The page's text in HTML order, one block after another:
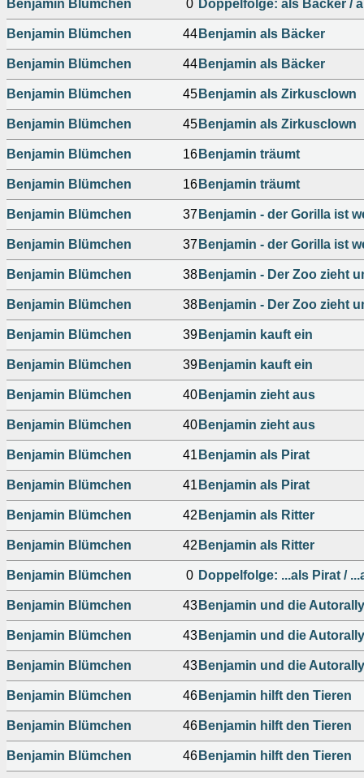
Benjamin Blümchen 0 Doppelfolge: als Bäcker /
Benjamin Blümchen 44 Benjamin als Bäcker
Benjamin Blümchen 44 Benjamin als Bäcker
Benjamin Blümchen 45 Benjamin als Zirkusclown
Benjamin Blümchen 45 Benjamin als Zirkusclown
Benjamin Blümchen 16 Benjamin träumt
Benjamin Blümchen 16 Benjamin träumt
Benjamin Blümchen 37 Benjamin - der Gorilla ist
Benjamin Blümchen 37 Benjamin - der Gorilla ist
Benjamin Blümchen 38 Benjamin - Der Zoo zieht
Benjamin Blümchen 38 Benjamin - Der Zoo zieht
Benjamin Blümchen 39 Benjamin kauft ein
Benjamin Blümchen 39 Benjamin kauft ein
Benjamin Blümchen 40 Benjamin zieht aus
Benjamin Blümchen 40 Benjamin zieht aus
Benjamin Blümchen 41 Benjamin als Pirat
Benjamin Blümchen 41 Benjamin als Pirat
Benjamin Blümchen 42 Benjamin als Ritter
Benjamin Blümchen 42 Benjamin als Ritter
Benjamin Blümchen 0 Doppelfolge: ...als Pirat /
Benjamin Blümchen 43 Benjamin und die
Benjamin Blümchen 43 Benjamin und die
Benjamin Blümchen 43 Benjamin und die
Benjamin Blümchen 46 Benjamin hilft den Tieren
Benjamin Blümchen 46 Benjamin hilft den Tieren
Benjamin Blümchen 46 Benjamin hilft den Tieren